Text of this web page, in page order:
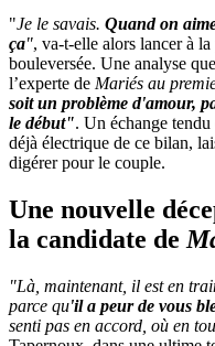
"Je le savais. Quand on
ça", va-t-elle alors lancer à
bouleversée. Une analyse
l’experte de Mariés au
soit un problème d'amour,
le début". Un échange
déjà électrique de ce bilan,
digérer pour le couple.
Une nouvelle
la candidate de
"Là, maintenant, il est en
parce qu'il a peur de vous
senti pas en accord, où en